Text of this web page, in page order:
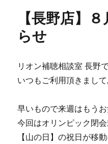
【長野店】
らせ
リオン補聴相談室 長野
いつもご利用頂きまし
早いもので来週はもうお
今回はオリンピック閉
【山の日】の祝日が移